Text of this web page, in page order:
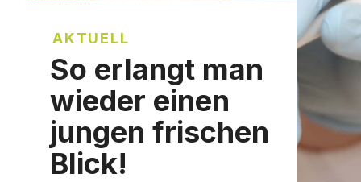
AKTUELL
So erlangt man
wieder einen
jungen frischen
Blick!